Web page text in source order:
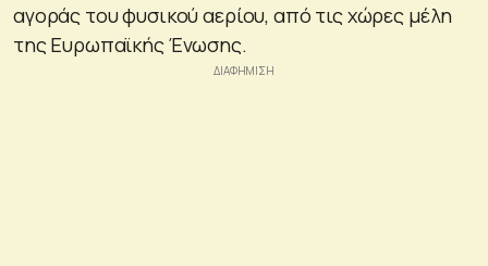
αγοράς του φυσικού αερίου, από τις χώρες μέλη
της Ευρωπαϊκής Ένωσης.